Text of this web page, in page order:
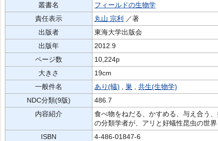
叢書名
フィールドの生物学
責任表示
丸山 宗利
／著
出版者
東海大学出版会
出版年
2012.9
ページ数
10,224p
大きさ
19cm
一般件名
あり(蟻) 巣
共生(生物学)
NDC分類(9版)
486.7
内容紹介
食べ物をねだる、かすめる、与え合う
の分類学者が、アリと好蟻性昆虫の世
ISBN
4-486-01847-6